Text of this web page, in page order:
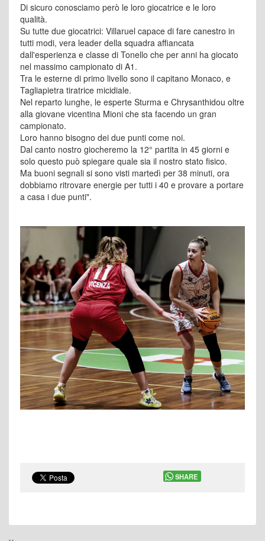
Di sicuro conosciamo però le loro giocatrice e le loro
qualità.
Su tutte due giocatrici: Villaruel capace di fare canestro in
tutti modi, vera leader della squadra affiancata
dall'esperienza e classe di Tonello che per anni ha giocato
nel massimo campionato di A1.
Tra le esterne di primo livello sono il capitano Monaco, e
Tagliapietra tiratrice micidiale.
Nel reparto lunghe, le esperte Sturma e Chrysanthidou oltre
alla giovane vicentina Mioni che sta facendo un gran
campionato.
Loro hanno bisogno dei due punti come noi.
Dal canto nostro giocheremo la 12° partita in 45 giorni e
solo questo può spiegare quale sia il nostro stato fisico.
Ma buoni segnali si sono visti martedì per 38 minuti, ora
dobbiamo ritrovare energie per tutti i 40 e provare a portare
a casa i due punti".
SHARE